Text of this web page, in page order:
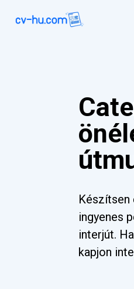
Készítsen
ingyenes
interjút.
kapjon